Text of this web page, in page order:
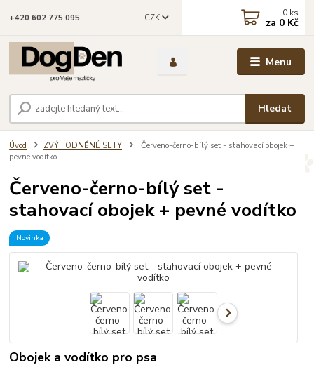
Menu
CZK
Hledat
+420 602 775 095 0 ks
za 0 Kč
Úvod ZVÝHODNĚNÉ SETY
Červeno-černo-bílý set - stahovací obojek +
pevné vodítko
Červeno-černo-bílý set -
stahovací obojek + pevné vodítko
Novinka
Obojek a vodítko pro psa